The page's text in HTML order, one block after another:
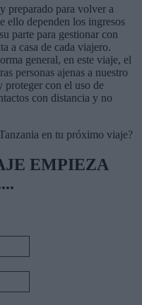
preparado para volver a
ello dependen los ingresos
parte para gestionar con
a casa de cada viajero.
general, en este viaje, el
personas ajenas a nuestro
proteger con el uso de
con distancia y no
en tu próximo viaje?
EMPIEZA